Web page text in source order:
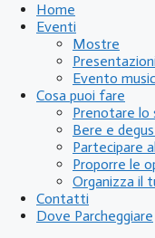
Home
Eventi
Mostre
Presentazioni
Evento
Cosa puoi fare
Prenotare lo
Bere e
Partecipare
Proporre le
Organizza il
Contatti
Dove Parcheggiare